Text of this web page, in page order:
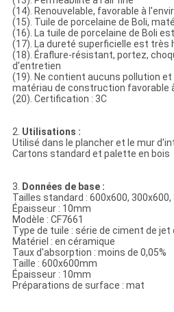
(14). Renouvelable, favorable à
(15). Tuile de porcelaine de Boli,
(16). La tuile de porcelaine de Boli
(17). La dureté superficielle est très
(18). Éraflure-résistant, portez,
d'entretien
(19). Ne contient aucuns pollution
matériau de construction favorable
(20). Certification : 3C
2. Utilisations :
Utilisé dans le plancher et le mur
Cartons standard et palette en bois
3. Données de base :
Tailles standard : 600x600,
Épaisseur : 10mm
Modèle : CF7661
Type de tuile : série de ciment de jet
Matériel : en céramique
Taux d'absorption : moins de 0,05%
Taille : 600x600mm
Épaisseur : 10mm
Préparations de surface : mat